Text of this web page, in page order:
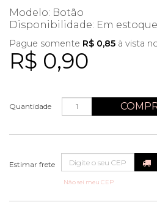
Modelo: Botão
Disponibilidade: Em estoque
R$ 0,90
Pague somente R$ 0,85 à vista
Quantidade
Não sei meu CEP